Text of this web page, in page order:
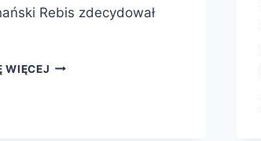
Rebis zdecydował
WIĘCEJ PARTENON